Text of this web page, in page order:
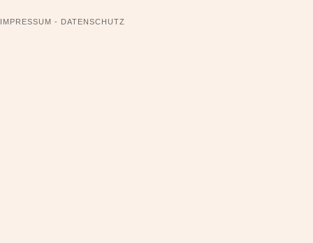
NAVIGATION
ÜBERSPRINGEN
IMPRESSUM - DATENSCHUTZ